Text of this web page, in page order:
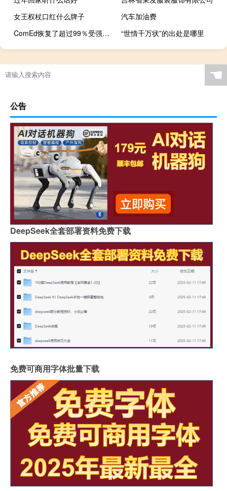
女王权杖口红什么牌子
汽车加油费
ComEd恢复了超过99％受强风和雨水影响的客户的电力
“世情千万状”的出处是哪里
☚
公告
DeepSeek全套部署资料免费下载
免费可商用字体批量下载